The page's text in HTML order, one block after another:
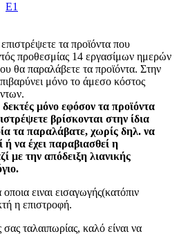
E1
τα προϊόντα που
προθεσμίας 14 εργασίμων ημερών
θα παραλάβετε τα προϊόντα. Στην
μόνο το άμεσο κόστος
δεκτές μόνο εφόσον τα προϊόντα
βρίσκονται στην ίδια
τα παραλάβατε, χωρίς δηλ. να
ή να έχει παραβιασθεί η
με την απόδειξη λιανικής
ειναι εισαγωγής(κατόπιν
η επιστροφή.
ταλαιπωρίας, καλό είναι να